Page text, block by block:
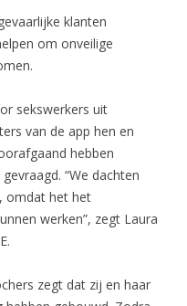
klanten
om onveilige
sekswerkers uit
van de app hen en
hebben
“We dachten
omdat het het
werken”, zegt Laura
zegt dat zij en haar